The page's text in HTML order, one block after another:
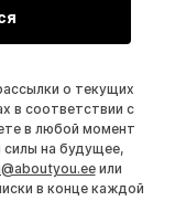
о текущих
в соответствии с
в любой момент
силы на будущее,
или
в конце каждой